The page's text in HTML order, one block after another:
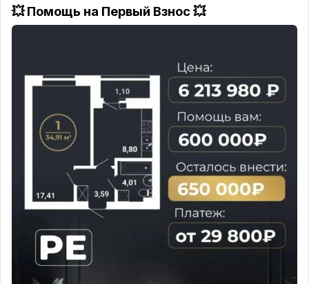
💥 Помощь на Первый Взнос 💥